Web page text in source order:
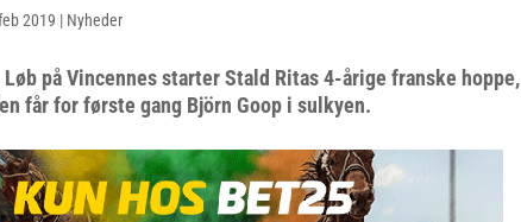
2019 | Nyheder
på Vincennes starter Stald Ritas 4-årige franske hoppe,
får for første gang Björn Goop i sulkyen.